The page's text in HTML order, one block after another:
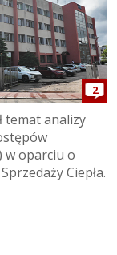
2
temat analizy
w oparciu o
Ciepła.